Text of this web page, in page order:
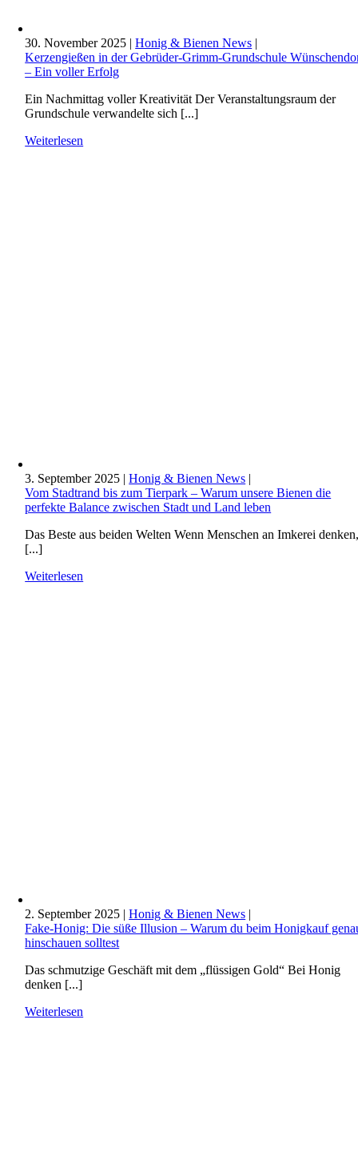
30. November 2025 |Honig & Bienen News |
Kerzengießen in der Gebrüder-Grimm-Grundschule
– Ein voller Erfolg
Ein Nachmittag voller Kreativität Der Veranstaltungsraum der
Grundschule verwandelte sich [...]
Weiterlesen
3. September 2025 |Honig & Bienen News |
Vom Stadtrand bis zum Tierpark – Warum unsere Bienen die
perfekte Balance zwischen Stadt und Land leben
Das Beste aus beiden Welten Wenn Menschen an Imkerei
[...]
Weiterlesen
2. September 2025 |Honig & Bienen News |
Fake-Honig: Die süße Illusion – Warum du beim Honigkauf
hinschauen solltest
Das schmutzige Geschäft mit dem „flüssigen Gold“ Bei Honig
denken [...]
Weiterlesen